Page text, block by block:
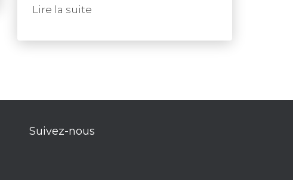
Lire la suite
Suivez-nous